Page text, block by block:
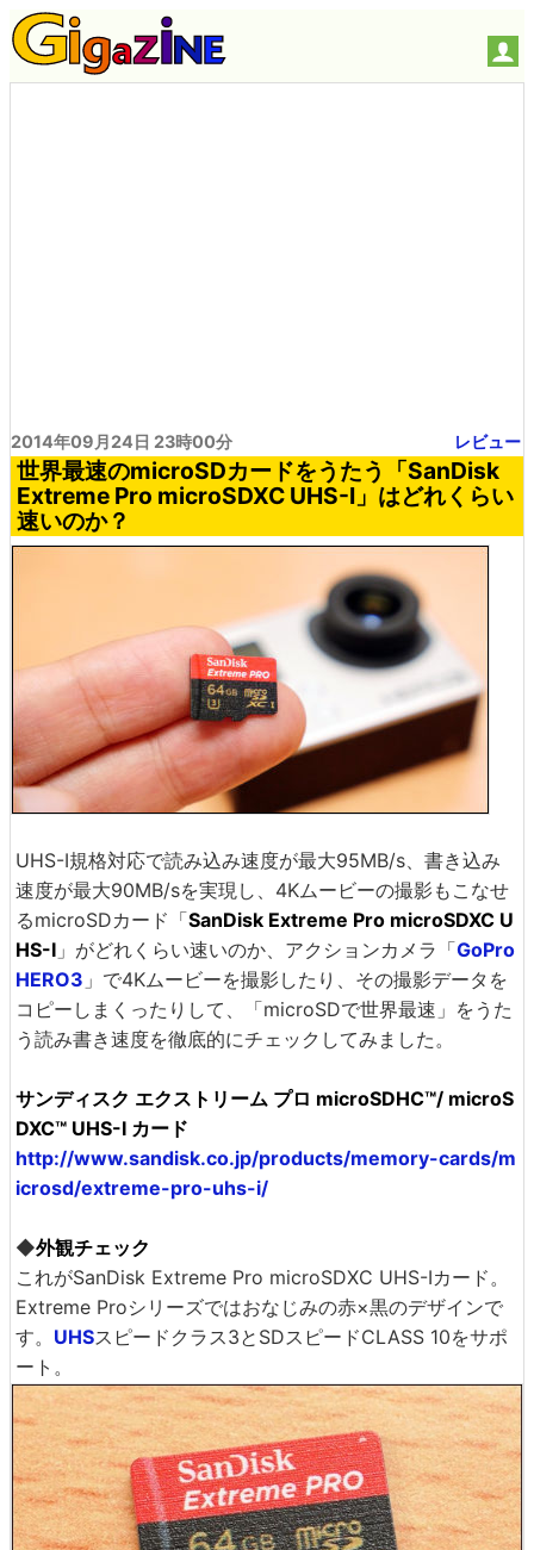
2014年09月24日 23時00分 レビュー
世界最速のmicroSDカードをうたう「SanDisk
Extreme Pro microSDXC UHS-I」はどれくらい
速いのか？
UHS-I規格対応で読み込み速度が最大95MB/s、書き込み
速度が最大90MB/sを実現し、4Kムービーの撮影もこなせ
るmicroSDカード「SanDisk Extreme Pro microSDXC U
HS-I 」がどれくらい速いのか、アクションカメラ「GoPro
HERO3 」で4Kムービーを撮影したり、その撮影データを
コピーしまくったりして、「microSDで世界最速」をうた
う読み書き速度を徹底的にチェックしてみました。
サンディスク エクストリーム プロ microSDHC™/ microS
DXC™ UHS-I カード
http://www.sandisk.co.jp/products/memory-cards/m
icrosd/extreme-pro-uhs-i/
◆外観チェック
これがSanDisk Extreme Pro microSDXC UHS-Iカード。
Extreme Proシリーズではおなじみの赤×黒のデザインで
す。 UHSスピードクラス3とSDスピードCLASS 10をサポ
ート。